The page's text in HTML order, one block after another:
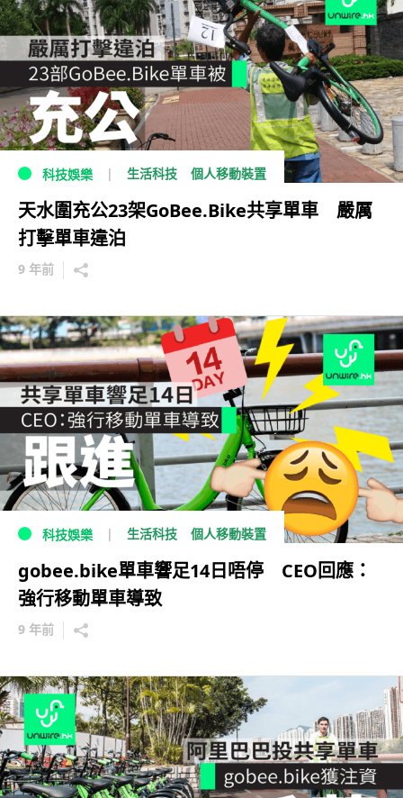
科技娛樂 生活科技 個人移動裝置
天水圍充公23架GoBee.Bike共享單車 嚴厲
打擊單車違泊
9 年前
科技娛樂 生活科技 個人移動裝置
gobee.bike單車響足14日唔停 CEO回應：
強行移動單車導致
9 年前